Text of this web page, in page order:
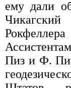
ему дали
Пиз и Ф.